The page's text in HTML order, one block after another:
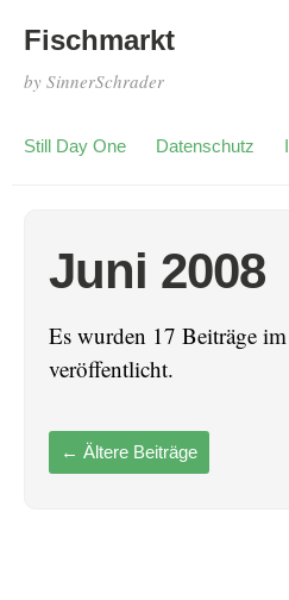
Fischmarkt
by SinnerSchrader
Still Day One Datenschutz
Juni 2008
Es wurden 17 Beiträge
veröffentlicht.
← Ältere Beiträge